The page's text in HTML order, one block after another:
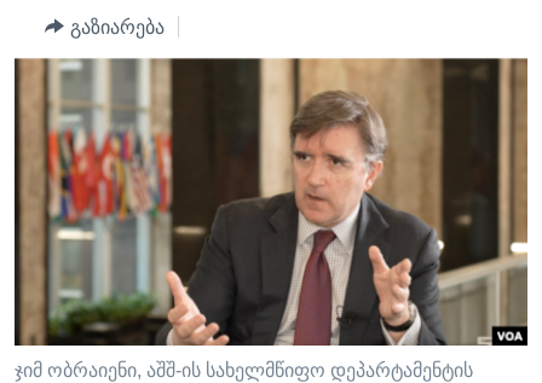
ᲒᲐᲓᲐᲪᲔᲛᲔᲑᲘ
ᲕᲐᲨᲘᲜᲒᲢᲝᲜᲘ ᲓᲦᲔᲡ
ᲮᲔᲓᲕᲐ ᲕᲐᲨᲘᲜᲒᲢᲝᲜᲘᲓᲐᲜ
ᲡᲢᲣᲓᲘᲐ ᲕᲐᲨᲘᲜᲒᲢᲝᲜᲘ
ᲡᲮᲕᲐ ᲡᲘᲐᲮᲚᲔᲔᲑᲘ
ᲞᲝᲚᲘᲢᲘᲙᲐ
ᲔᲙᲝᲜᲝᲛᲘᲙᲐ
ᲯᲐᲜᲛᲠᲗᲔᲚᲝᲑᲐ
ᲛᲔᲪᲜᲘᲔᲠᲔᲑᲐ
ᲙᲣᲚᲢᲣᲠᲐ
ᲒᲐᲚᲘᲚᲔᲝ
ᲠᲣᲡᲔᲗᲘᲡ ᲨᲔᲭᲠᲐ ᲣᲙᲠᲐᲘᲜᲐᲨᲘ
Learning English
ᲗᲕᲐᲚᲘ ᲒᲕᲐᲓᲔᲕᲜᲔᲗ
ენები
გაზიარება
ჯიმ ობრაიენი, აშშ-ის სახელმწიფო დეპარტამენტის